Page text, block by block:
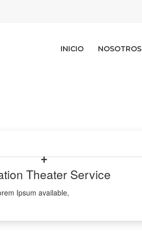
INICIO NOSOTROS
Theater Service
Ipsum available,